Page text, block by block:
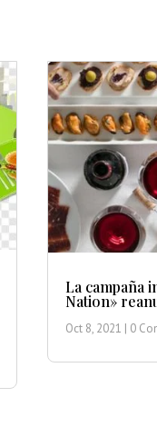
La campaña
Nation»
Oct 8, 2021 | 0